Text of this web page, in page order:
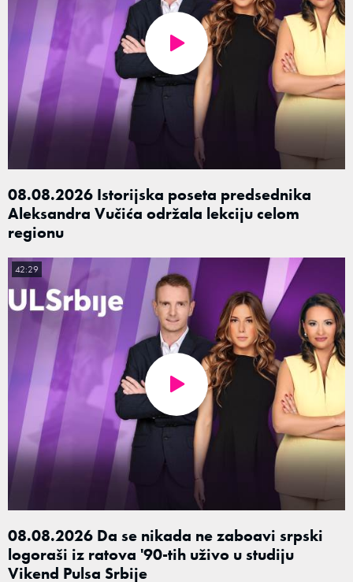
08.08.2026 Istorijska poseta predsednika
Aleksandra Vučića održala lekciju celom
regionu
08.08.2026 Da se nikada ne zaboavi srpski
logoraši iz ratova '90-tih uživo u studiju
Vikend Pulsa Srbije
42:29